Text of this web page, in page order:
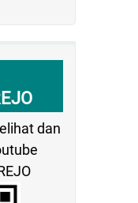
dan